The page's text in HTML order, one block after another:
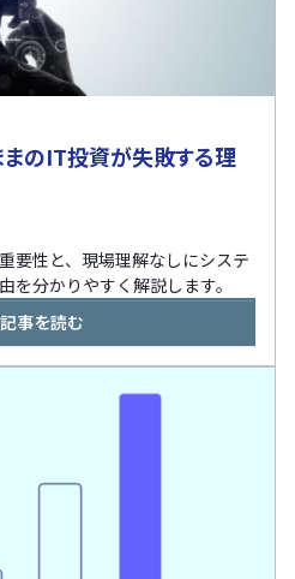
のIT投資が失敗する理
要性と、現場理解なしにシステ
を分かりやすく解説します。
事を読む